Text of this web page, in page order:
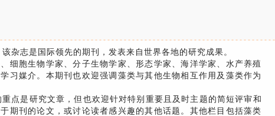
杂志是国际领先的期刊，发表来自世界各地的研究成果。
细胞生物学家、分子生物学家、形态学家、海洋学家、水产养殖
习媒介。本期刊也欢迎强调藻类与其他生物相互作用及藻类作为
点是研究文章，但也欢迎针对特别重要且及时主题的简短评审和
期刊的论文，或讨论读者感兴趣的其他话题。其他栏目包括藻类